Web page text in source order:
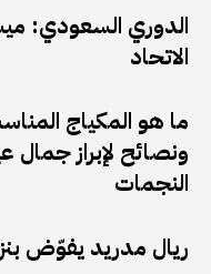
الدوري السعودي:
الاتحاد
ما هو المكياج
ونصائح لإبراز
النجمات
ريال مدريد يفوّض